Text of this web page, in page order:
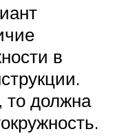
в
то должна